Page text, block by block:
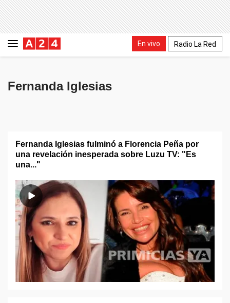
En vivo Radio La Red
Fernanda Iglesias
Fernanda Iglesias fulminó a Florencia Peña por
una revelación inesperada sobre Luzu TV: "Es
una..."